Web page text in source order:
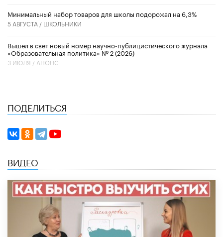
Минимальный набор товаров для школы подорожал на 6,3%
5 АВГУСТА / ШКОЛЬНИКИ
Вышел в свет новый номер научно-публицистического журнала
«Образовательная политика» № 2 (2026)
3 ИЮЛЯ / АНОНС
ПОДЕЛИТЬСЯ
ВИДЕО